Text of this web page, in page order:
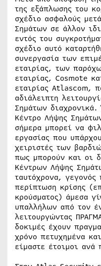
της εξάπλωσης του
σχέδιο ασφαλούς
Σημάτων σε άλλον
εντός του
σχέδιο αυτό
συνεργασία των
εταιρίας, των
εταιρίας, Cosmote
εταιρίας Atlascom,
αδιάλειπτη
Σημάτων
Κέντρο Λήψης
σήμερα μπορεί να
εργασίας που
χειριστές των
πως μπορούν και οι
Κέντρων Λήψης
ταυτόχρονα, γεγονός
περίπτωση κρίσης
κρούσματος) άμεσα
υπαλλήλων από τον
λειτουργώντας
δοκιμές έχουν
χρόνο πετυχημένα
είμαστε έτοιμοι ανά